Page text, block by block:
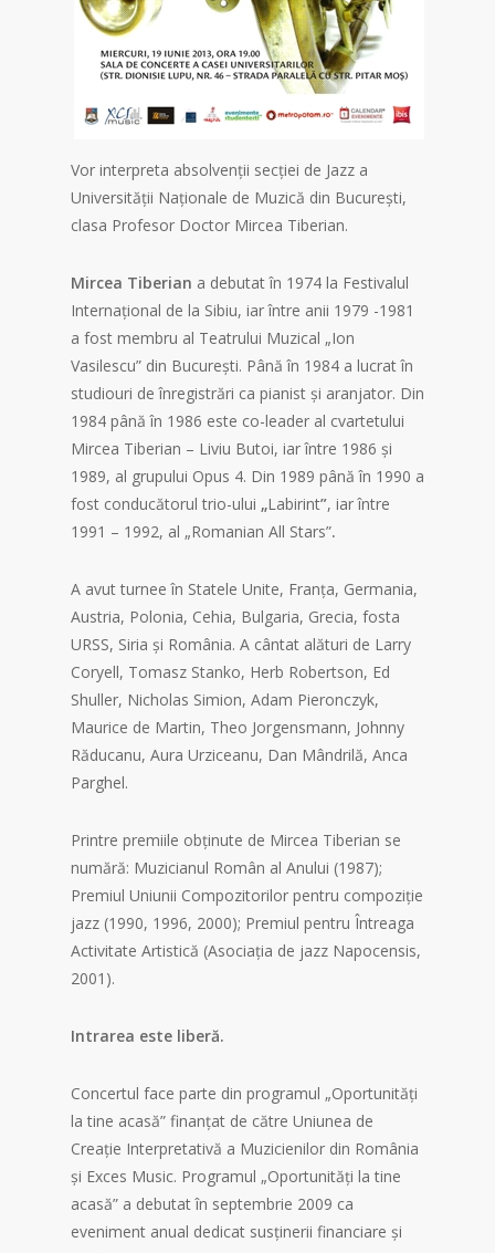
Vor interpreta absolvenţii secţiei de Jazz a
Universităţii Naţionale de Muzică din Bucureşti,
clasa Profesor Doctor Mircea Tiberian.
Mircea Tiberian a debutat în 1974 la Festivalul
Internațional de la Sibiu, iar între anii 1979 -1981
a fost membru al Teatrului Muzical „Ion
Vasilescu” din București. Până în 1984 a lucrat în
studiouri de înregistrări ca pianist și aranjator. Din
1984 până în 1986 este co-leader al cvartetului
Mircea Tiberian – Liviu Butoi, iar între 1986 și
1989, al grupului Opus 4. Din 1989 până în 1990 a
fost conducătorul trio-ului „Labirint”, iar între
1991 – 1992, al „Romanian All Stars”.
A avut turnee în Statele Unite, Franța, Germania,
Austria, Polonia, Cehia, Bulgaria, Grecia, fosta
URSS, Siria și România. A cântat alături de Larry
Coryell, Tomasz Stanko, Herb Robertson, Ed
Shuller, Nicholas Simion, Adam Pieronczyk,
Maurice de Martin, Theo Jorgensmann, Johnny
Răducanu, Aura Urziceanu, Dan Mândrilă, Anca
Parghel.
Printre premiile obținute de Mircea Tiberian se
numără: Muzicianul Român al Anului (1987);
Premiul Uniunii Compozitorilor pentru compoziție
jazz (1990, 1996, 2000); Premiul pentru Întreaga
Activitate Artistică (Asociația de jazz Napocensis,
2001).
Intrarea este liberă.
Concertul face parte din programul „Oportunități
la tine acasă” finanțat de către Uniunea de
Creație Interpretativă a Muzicienilor din România
și Exces Music. Programul „Oportunităţi la tine
acasă” a debutat în septembrie 2009 ca
eveniment anual dedicat susţinerii financiare şi